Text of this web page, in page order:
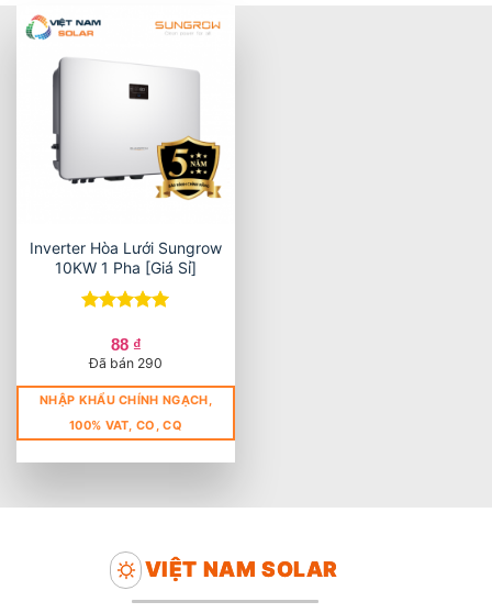
Inverter Hòa Lưới Sungrow
10KW 1 Pha [Giá Sỉ]
hạng5 5
sao
88 ₫
Đã bán 290
NHẬP KHẨU CHÍNH NGẠCH,
100% VAT, CO, CQ
VIỆT NAM SOLAR